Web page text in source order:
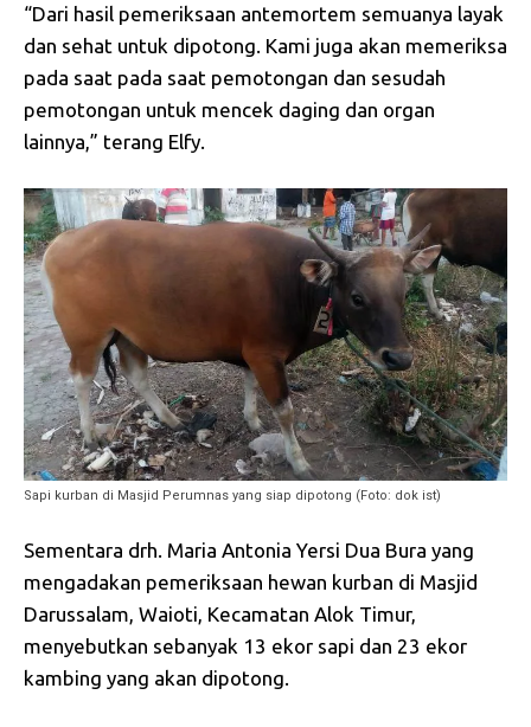
“Dari hasil pemeriksaan antemortem semuanya layak
dan sehat untuk dipotong. Kami juga akan memeriksa
pada saat pada saat pemotongan dan sesudah
pemotongan untuk mencek daging dan organ
lainnya,” terang Elfy.
Sapi kurban di Masjid Perumnas yang siap dipotong (Foto: dok ist)
Sementara drh. Maria Antonia Yersi Dua Bura yang
mengadakan pemeriksaan hewan kurban di Masjid
Darussalam, Waioti, Kecamatan Alok Timur,
menyebutkan sebanyak 13 ekor sapi dan 23 ekor
kambing yang akan dipotong.